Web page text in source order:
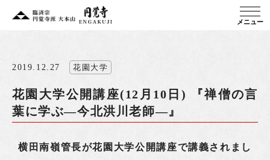
メニュー
2019.12.27 花園大学
花園大学公開講座(12月10日) 『禅僧の言
葉に学ぶ―今北洪川老師―』
横田南嶺管長が花園大学公開講座で講義されまし